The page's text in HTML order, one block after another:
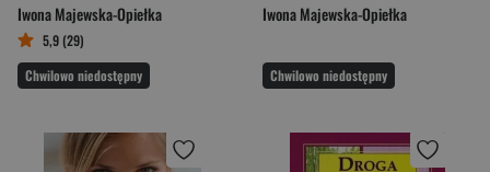
Iwona Majewska-Opiełka
5,9 (29)
Chwilowo niedostępny
Iwona Majewska-Opiełka
Chwilowo niedostępny